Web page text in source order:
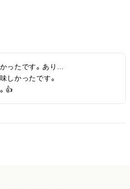
ったです。あり…
しかったです。
👍